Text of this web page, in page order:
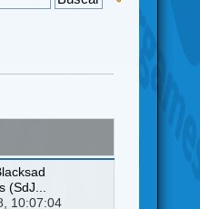
(SdJ...
10:07:04